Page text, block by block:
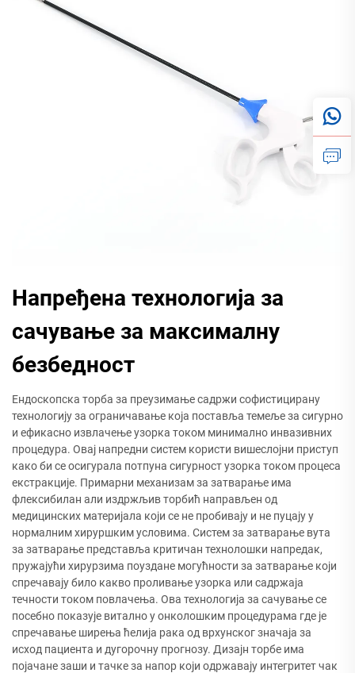
Напређена технологија за
сачување за максималну
безбедност
Ендоскопска торба за преузимање садржи софистицирану
технологију за ограничавање која поставља темеље за сигурно
и ефикасно извлачење узорка током минимално инвазивних
процедура. Овај напредни систем користи вишеслојни приступ
како би се осигурала потпуна сигурност узорка током процеса
екстракције. Примарни механизам за затварање има
флексибилан али издржљив торбић направљен од
медицинских материјала који се не пробивају и не пуцају у
нормалним хируршким условима. Систем за затварање вута
за затварање представља критичан технолошки напредак,
пружајући хирурзима поуздане могућности за затварање који
спречавају било какво проливање узорка или садржаја
течности током повлачења. Ова технологија за сачување се
посебно показује витално у онколошким процедурама где је
спречавање ширења ћелија рака од врхунског значаја за
исход пациента и дугорочну прогнозу. Дизајн торбе има
појачане заши и тачке за напор који одржавају интегритет чак